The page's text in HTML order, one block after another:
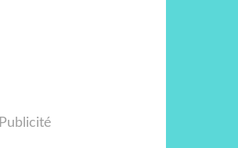
Publicité